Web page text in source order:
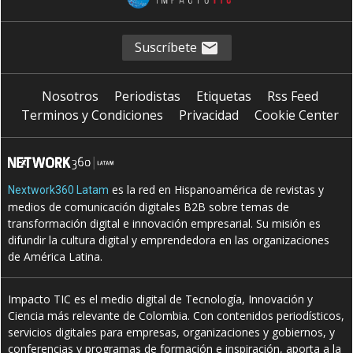
Suscríbete
Nosotros Periodistas Etiquetas
Rss Feed
Terminos y Condiciones
Privacidad Cookie Center
Nextwork360 Latam es la red en Hispanoamérica de revistas y
medios de comunicación digitales B2B sobre temas de
transformación digital e innovación empresarial. Su misión es
difundir la cultura digital y emprendedora en las organizaciones
de América Latina.
Impacto TIC es el medio digital de Tecnología, Innovación y
Ciencia más relevante de Colombia. Con contenidos periodísticos,
servicios digitales para empresas, organizaciones y gobiernos, y
conferencias y programas de formación e inspiración, aporta a la